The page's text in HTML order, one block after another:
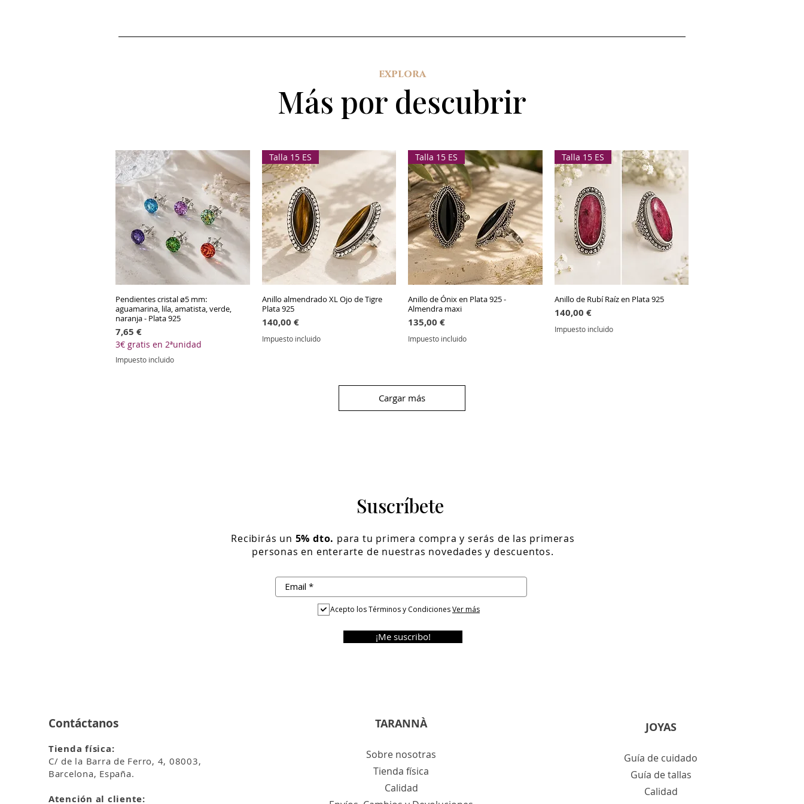
explora
Más por descubrir
Vista rápida
Pendientes cristal ø5 mm:
aguamarina, lila, amatista, verde,
naranja - Plata 925
Precio
7,65 €
3€ gratis en 2ªunidad
Impuesto incluido
Vista rápida
Talla 15 ES
Anillo almendrado XL Ojo de Tigre
Plata 925
Precio
140,00 €
Impuesto incluido
Vista rápida
Talla 15 ES
Anillo de Ónix en Plata 925 -
Almendra maxi
Precio
135,00 €
Impuesto incluido
Vista rápida
Talla 15 ES
Anillo de Rubí Raíz en Plata 925
Precio
140,00 €
Impuesto incluido
Cargar más
Suscríbete
Recibirás un 5% dto. para tu primera compra y serás de las primeras
personas en enterarte de nuestras novedades y descuentos.
Acepto los Términos y CondicionesVer más
¡Me suscribo!
Contáctanos
Tienda física:
C/ de la Barra de Ferro, 4, 08003,
Barcelona, España.
Atención al cliente:
TARANNÀ
Sobre nosotras
Tienda física
Calidad
JOYAS
Guía de cuidado
Guía de tallas
Calidad